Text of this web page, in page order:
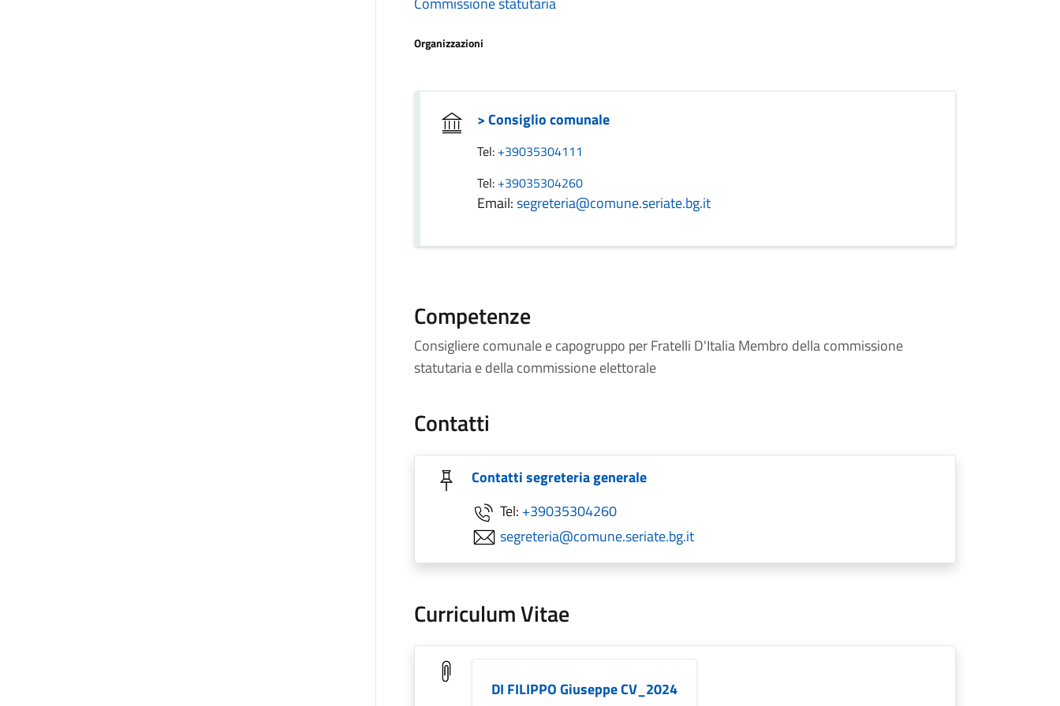
Organizzazioni
> Consiglio comunale
Tel: +39035304111
Tel: +39035304260
Email:segreteria@comune.seriate.bg.it
Competenze
Consigliere comunale e capogruppo per Fratelli D'Italia Membro della commissione
statutaria e della commissione elettorale
Contatti
Contatti segreteria generale
Tel: +39035304260
segreteria@comune.seriate.bg.it
Curriculum Vitae
DI FILIPPO Giuseppe CV_2024